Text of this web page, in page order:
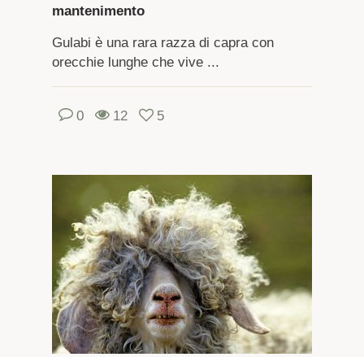
mantenimento
Gulabi è una rara razza di capra con
orecchie lunghe che vive ...
0 12 5